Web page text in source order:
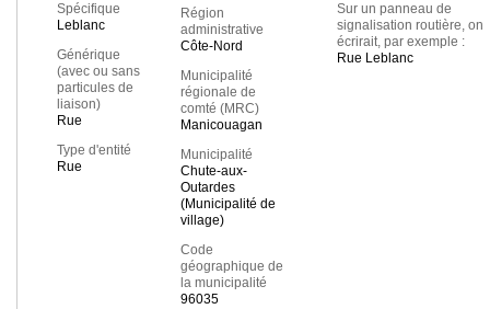
Spécifique
Leblanc
Générique
(avec ou sans
particules de
liaison)
Rue
Type d'entité
Rue
Région
administrative
Côte-Nord
Municipalité
régionale de
comté (MRC)
Manicouagan
Municipalité
Chute-aux-
Outardes
(Municipalité de
village)
Code
géographique de
la municipalité
96035
Sur un panneau de
signalisation routière, on
écrirait, par exemple :
Rue Leblanc